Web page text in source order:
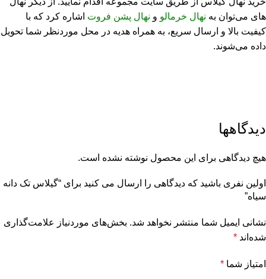
های می‌توان به نهال خرمالو و نهال پشن فروت اشاره کرد که با
کیفیت بالا و ارسال سریع، به همراه هدیه در محل موردنظر شما تحویل
داده می‌شوند.
دیدگاهها
هیچ دیدگاهی برای این محصول نوشته نشده است.
اولین نفری باشید که دیدگاهی را ارسال می کنید برای “گیلاس تک دانه
سیاه”
نشانی ایمیل شما منتشر نخواهد شد. بخش‌های موردنیاز علامت‌گذاری
شده‌اند *
امتیاز شما *